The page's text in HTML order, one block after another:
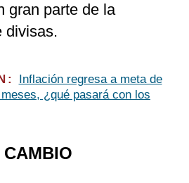
gran parte de la
divisas.
Inflación regresa a meta de
¿qué pasará con los
CAMBIO